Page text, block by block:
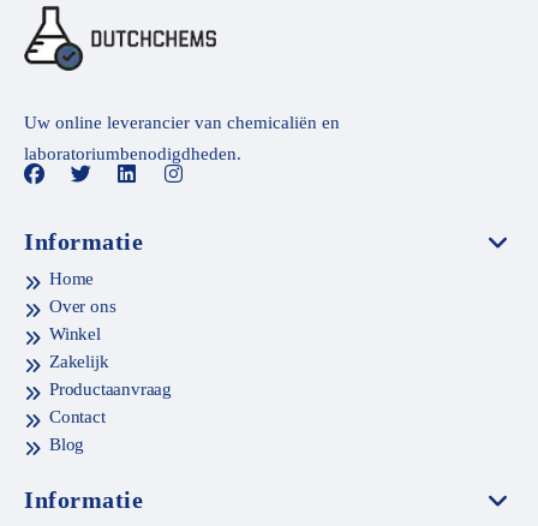
Uw online leverancier van chemicaliën en
laboratoriumbenodigdheden.
Informatie
Home
Over ons
Winkel
Zakelijk
Productaanvraag
Contact
Blog
Informatie